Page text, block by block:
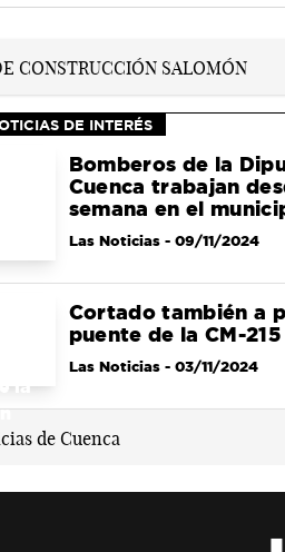
DE INTERÉS
Bomberos de la
Cuenca trabajan
semana en el
Las Noticias- 09/11/2024
Cortado también a
puente de la CM-
Las Noticias- 03/11/2024